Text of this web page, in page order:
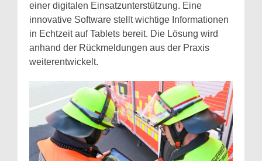
einer digitalen Einsatzunterstützung. Eine
innovative Software stellt wichtige Informationen
in Echtzeit auf Tablets bereit. Die Lösung wird
anhand der Rückmeldungen aus der Praxis
weiterentwickelt.